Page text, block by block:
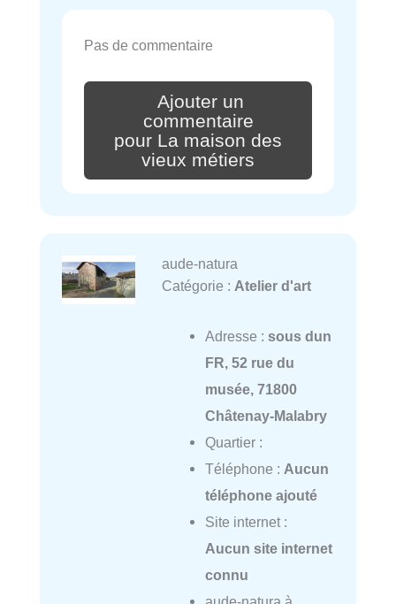
Pas de commentaire
Ajouter un
commentaire
pour La maison des
vieux métiers
aude-natura
Catégorie : Atelier d'art
Adresse : sous dun
FR, 52 rue du
musée, 71800
Châtenay-Malabry
Quartier :
Téléphone : Aucun
téléphone ajouté
Site internet :
Aucun site internet
connu